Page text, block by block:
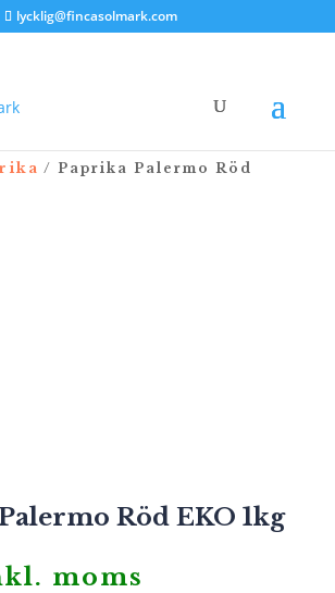
lycklig@fincasolmark.com
/ Paprika Palermo Röd
Röd EKO 1kg
moms